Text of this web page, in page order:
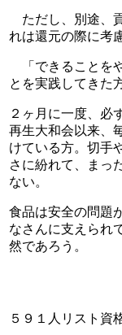
ただし、別途、
れは還元の際に考
「できることを
とを実践してきた
２ヶ月に一度、必
再生大和会以来、
けている方。切手
さに紛れて、まっ
ない。
食品は安全の問題
なさんに支えられ
然であろう。
５９１人リスト資